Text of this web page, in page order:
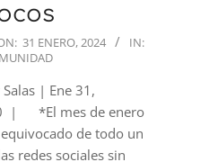
31 ENERO, 2024
IN:
Salas | Ene 31,
| *El mes de enero
de todo un
redes sociales sin